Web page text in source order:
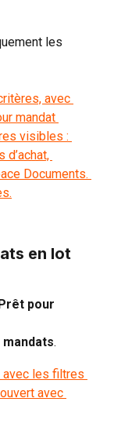
les
en lot
Prêt pour
mandats.